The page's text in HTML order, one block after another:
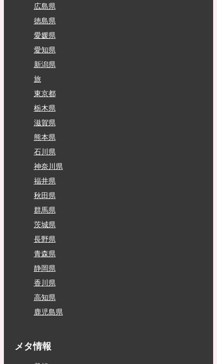
広島県
徳島県
愛媛県
愛知県
新潟県
旅
東京都
栃木県
滋賀県
熊本県
石川県
神奈川県
福井県
秋田県
群馬県
茨城県
長野県
青森県
静岡県
香川県
高知県
鹿児島県
メタ情報